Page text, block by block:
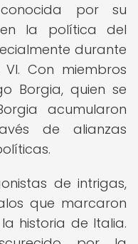
por su
en la política del
durante
Con miembros
Borgia, quien se
acumularon
de alianzas
de intrigas,
que marcaron
historia de Italia.